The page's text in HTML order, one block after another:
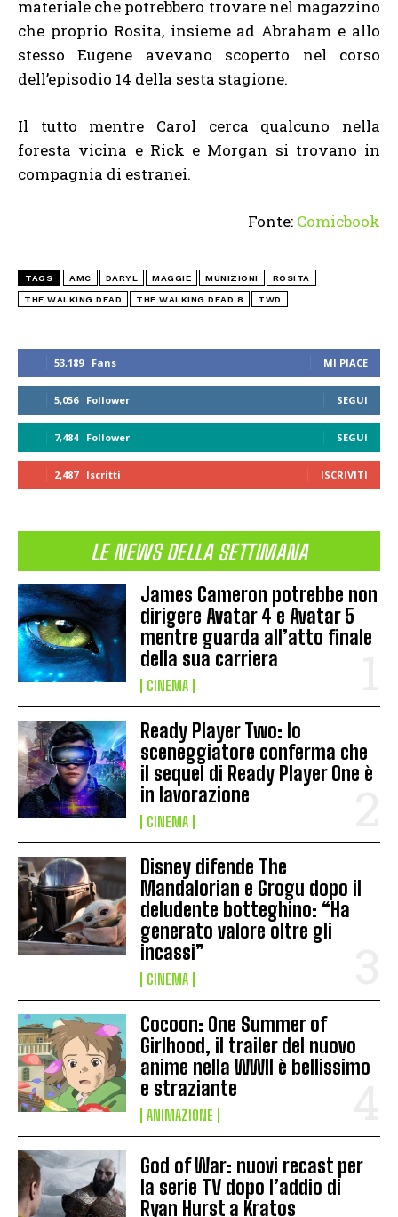
53,189 Fans MI PIACE
5,056 Follower SEGUI
7,484 Follower SEGUI
2,487 Iscritti ISCRIVITI
LE NEWS DELLA SETTIMANA
James Cameron potrebbe non
dirigere Avatar 4 e Avatar 5
mentre guarda all’atto finale
della sua carriera
CINEMA
Ready Player Two: lo
sceneggiatore conferma che
il sequel di Ready Player One è
in lavorazione
CINEMA
Disney difende The
Mandalorian e Grogu dopo il
deludente botteghino: “Ha
generato valore oltre gli
incassi”
CINEMA
Cocoon: One Summer of
Girlhood, il trailer del nuovo
anime nella WWII è bellissimo
e straziante
ANIMAZIONE
God of War: nuovi recast per
la serie TV dopo l’addio di
Ryan Hurst a Kratos
materiale che potrebbero trovare nel magazzino
che proprio Rosita, insieme ad Abraham e allo
stesso Eugene avevano scoperto nel corso
dell’episodio 14 della sesta stagione.
Il tutto mentre Carol cerca qualcuno nella
foresta vicina e Rick e Morgan si trovano in
compagnia di estranei.
Fonte: Comicbook
TAGS AMC DARYL MAGGIE MUNIZIONI ROSITA
THE WALKING DEAD THE WALKING DEAD 8 TWD